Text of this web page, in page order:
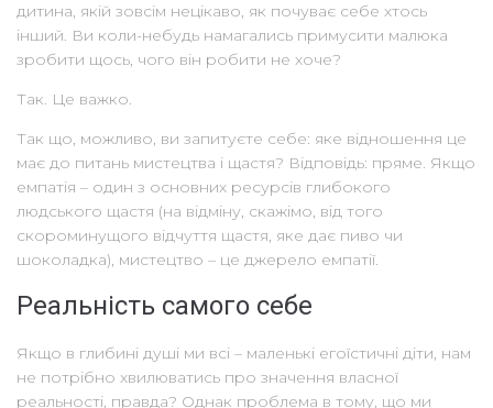
дитина, якій зовсім нецікаво, як почуває себе хтось
інший. Ви коли-небудь намагались примусити малюка
зробити щось, чого він робити не хоче?
Так. Це важко.
Так що, можливо, ви запитуєте себе: яке відношення це
має до питань мистецтва і щастя? Відповідь: пряме. Якщо
емпатія – один з основних ресурсів глибокого
людського щастя (на відміну, скажімо, від того
скороминущого відчуття щастя, яке дає пиво чи
шоколадка), мистецтво – це джерело емпатії.
Реальність самого себе
Якщо в глибині душі ми всі – маленькі егоїстичні діти, нам
не потрібно хвилюватись про значення власної
реальності, правда? Однак проблема в тому, що ми